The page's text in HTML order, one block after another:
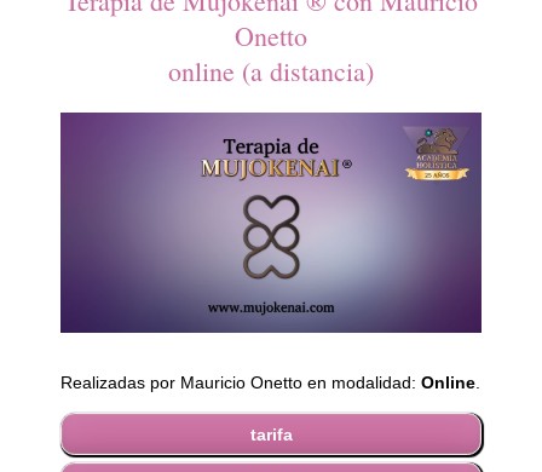
Onetto
online (a distancia)
Realizadas por Mauricio Onetto en modalidad: Online
tarifa